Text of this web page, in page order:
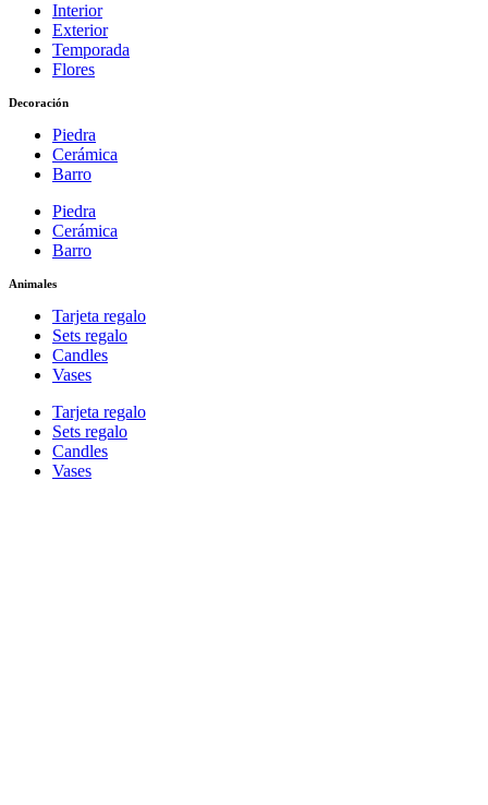
Interior
Exterior
Temporada
Flores
Decoración
Piedra
Cerámica
Barro
Piedra
Cerámica
Barro
Animales
Tarjeta regalo
Sets regalo
Candles
Vases
Tarjeta regalo
Sets regalo
Candles
Vases